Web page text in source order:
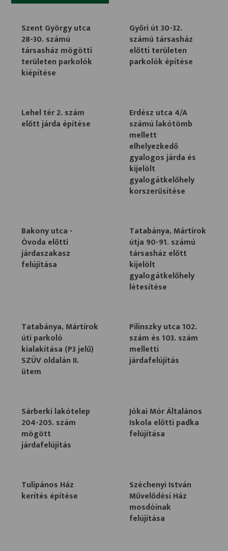
Szent György utca
28-30. számú
társasház mögötti
területen parkolók
kiépítése
Győri út 30-32.
számú társasház
előtti területen
parkolók építése
Lehel tér 2. szám
előtt járda építése
Erdész utca 4/A
számú lakótömb
mellett
elhelyezkedő
gyalogos járda és
kijelölt
gyalogátkelőhely
korszerűsítése
Bakony utca -
Óvoda előtti
járdaszakasz
felújítása
Tatabánya, Mártírok
útja 90-91. számú
társasház előtt
kijelölt
gyalogátkelőhely
létesítése
Tatabánya, Mártírok
úti parkoló
kialakítása (P3 jelű)
SZÜV oldalán II.
ütem
Pilinszky utca 102.
szám és 103. szám
melletti
járdafelújítás
Sárberki lakótelep
204-205. szám
mögött
járdafelújítás
Jókai Mór Általános
Iskola előtti padka
felújítása
Tulipános Ház
kerítés építése
Széchenyi István
Művelődési Ház
mosdóinak
felújítása